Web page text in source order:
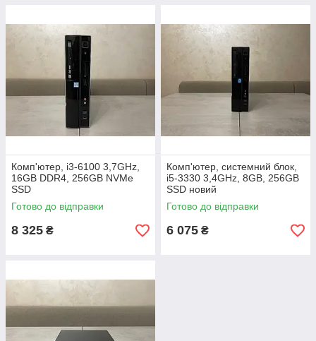
Комп'ютер, i3-6100 3,7GHz,
16GB DDR4, 256GB NVMe
SSD
Готово до відправки
8 325 ₴
Комп'ютер, системний блок,
i5-3330 3,4GHz, 8GB, 256GB
SSD новий
Готово до відправки
6 075 ₴